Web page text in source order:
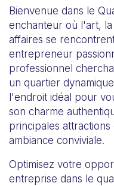
Bienvenue dans le
enchanteur où l'art,
affaires se
entrepreneur
professionnel
un quartier
l'endroit idéal pour
son charme
principales
ambiance conviviale.
Optimisez votre
entreprise dans le